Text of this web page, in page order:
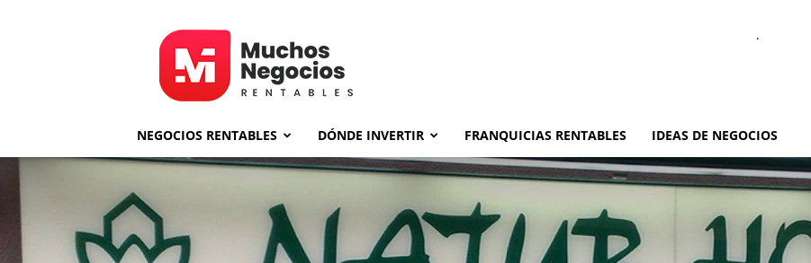
.
NEGOCIOS RENTABLES DÓNDE INVERTIR FRANQUICIAS RENTABLES IDEAS DE NEGOCIOS